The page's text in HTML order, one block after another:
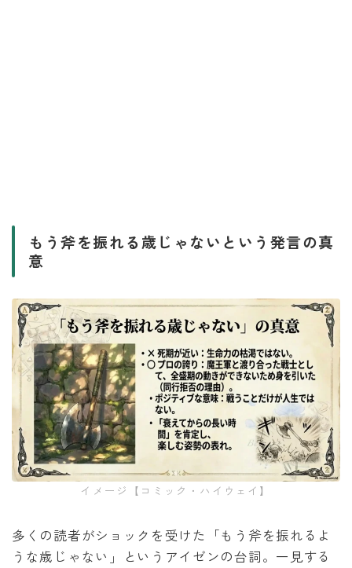
もう斧を振れる歳じゃないという発言の真
意
イメージ【コミック・ハイウェイ】
多くの読者がショックを受けた「もう斧を振れるよ
うな歳じゃない」というアイゼンの台詞。一見する